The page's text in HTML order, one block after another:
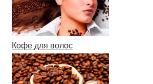
Кофе для волос